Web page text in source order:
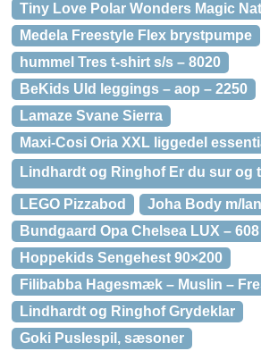
Tiny Love Polar Wonders Magic
Medela Freestyle Flex brystpumpe
hummel Tres t-shirt s/s – 8020
BeKids Uld leggings – aop – 2250
Lamaze Svane Sierra
Maxi-Cosi Oria XXL liggedel
Lindhardt og Ringhof Er du sur og
LEGO Pizzabod
Joha Body m/
Bundgaard Opa Chelsea LUX – 608
Hoppekids Sengehest 90×200
Filibabba Hagesmæk – Muslin –
Lindhardt og Ringhof Grydeklar
Goki Puslespil, sæsoner